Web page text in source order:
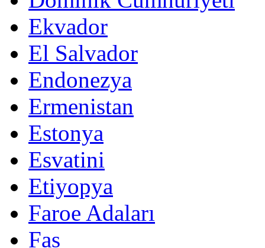
Ekvador
El Salvador
Endonezya
Ermenistan
Estonya
Esvatini
Etiyopya
Faroe Adaları
Fas